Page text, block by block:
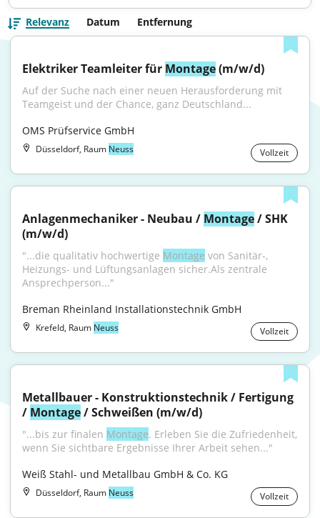
Relevanz Datum Entfernung
Elektriker Teamleiter für Montage (m/w/d)
Auf der Suche nach einer neuen Herausforderung mit
Teamgeist und der Chance, ganz Deutschland...
OMS Prüfservice GmbH
Düsseldorf, Raum Neuss Vollzeit
Anlagenmechaniker - Neubau / Montage / SHK
(m/w/d)
"...die qualitativ hochwertige Montage von Sanitär-,
Heizungs- und Lüftungsanlagen sicher.Als zentrale
Ansprechperson..."
Breman Rheinland Installationstechnik GmbH
Krefeld, Raum Neuss Vollzeit
Metallbauer - Konstruktionstechnik / Fertigung
/ Montage / Schweißen (m/w/d)
"...bis zur finalen Montage. Erleben Sie die Zufriedenheit,
wenn Sie sichtbare Ergebnisse Ihrer Arbeit sehen..."
Weiß Stahl- und Metallbau GmbH & Co. KG
Düsseldorf, Raum Neuss Vollzeit